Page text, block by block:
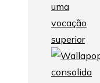
uma
vocação
superior